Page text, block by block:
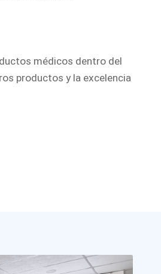
médicos dentro del
productos y la excelencia